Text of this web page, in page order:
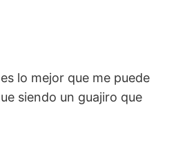
lo mejor que me puede
siendo un guajiro que